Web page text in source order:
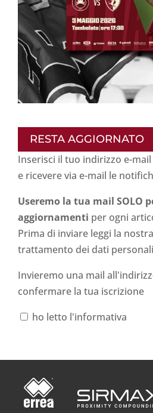
RESTA AGGIORNATO
Inserisci il tuo indirizzo e-
e ricevere via e-mail le
Useremo la tua mail SOLO
aggiornamenti per ogni
Prima di inviare leggi la
trattamento dei dati personali
Invieremo una mail
confermare la tua iscrizione
ho letto l'informativa